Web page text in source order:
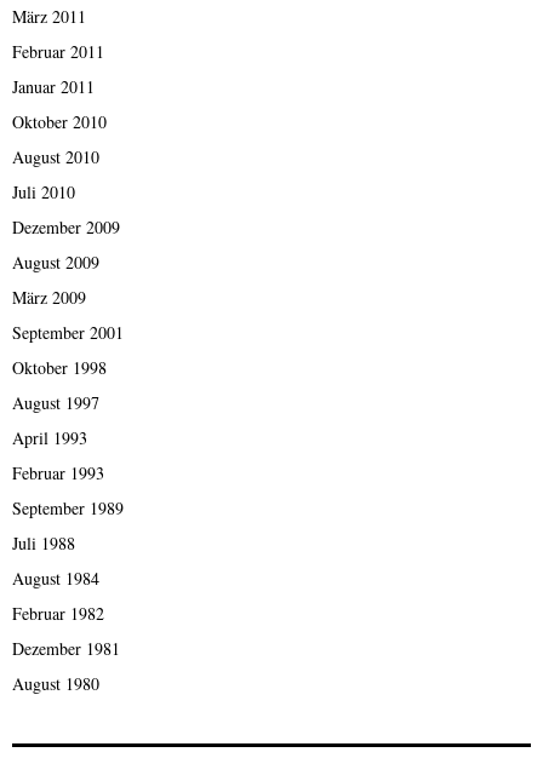
März 2011
Februar 2011
Januar 2011
Oktober 2010
August 2010
Juli 2010
Dezember 2009
August 2009
März 2009
September 2001
Oktober 1998
August 1997
April 1993
Februar 1993
September 1989
Juli 1988
August 1984
Februar 1982
Dezember 1981
August 1980